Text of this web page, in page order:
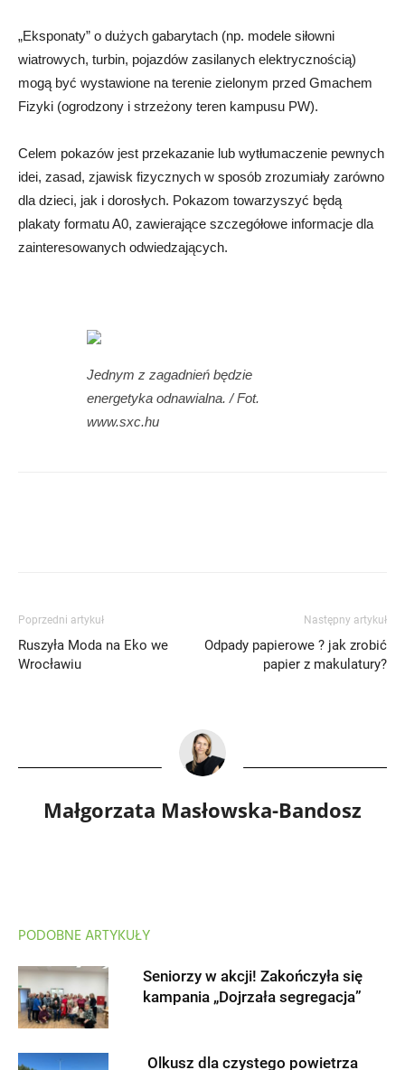
„Eksponaty” o dużych gabarytach (np. modele siłowni
wiatrowych, turbin, pojazdów zasilanych elektrycznością)
mogą być wystawione na terenie zielonym przed Gmachem
Fizyki (ogrodzony i strzeżony teren kampusu PW).
Celem pokazów jest przekazanie lub wytłumaczenie pewnych
idei, zasad, zjawisk fizycznych w sposób zrozumiały zarówno
dla dzieci, jak i dorosłych. Pokazom towarzyszyć będą
plakaty formatu A0, zawierające szczegółowe informacje dla
zainteresowanych odwiedzających.
Jednym z zagadnień będzie
energetyka odnawialna. / Fot.
www.sxc.hu
Poprzedni artykuł
Ruszyła Moda na Eko we
Wrocławiu
Następny artykuł
Odpady papierowe ? jak zrobić
papier z makulatury?
Małgorzata Masłowska-Bandosz
PODOBNE ARTYKUŁY
Seniorzy w akcji! Zakończyła się
kampania „Dojrzała segregacja”
Olkusz dla czystego powietrza